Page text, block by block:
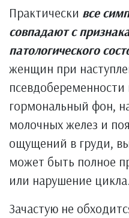
Практически все
совпадают с
патологического
женщин при
псевдобеременности
гормональный фон,
молочных желез и
ощущений в груди,
может быть полное
или нарушение цикла.
Зачастую не